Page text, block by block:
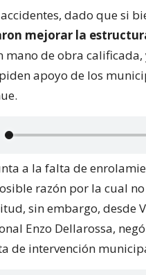
dado que si
mejorar la
mano de obra calificada,
apoyo de los
a la falta de
razón por la cual no
sin embargo, desde
Enzo Dellarossa,
de intervención